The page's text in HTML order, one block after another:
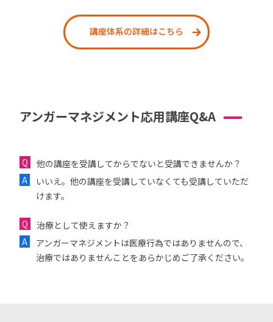
講座体系の詳細はこちら
アンガーマネジメント応用講座Q&A
他の講座を受講してからでないと受講できませんか？
いいえ。他の講座を受講していなくても受講していただ
けます。
治療として使えますか？
アンガーマネジメントは医療行為ではありませんので、
治療ではありませんことをあらかじめご了承ください。